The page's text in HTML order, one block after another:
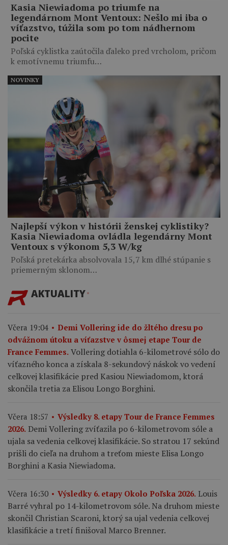
Kasia Niewiadoma po triumfe na
legendárnom Mont Ventoux: Nešlo mi iba o
víťazstvo, túžila som po tom nádhernom
pocite
Poľská cyklistka zaútočila ďaleko pred vrcholom, pričom
k emotívnemu triumfu…
Najlepší výkon v histórii ženskej cyklistiky?
Kasia Niewiadoma ovládla legendárny Mont
Ventoux s výkonom 5,3 W/kg
Poľská pretekárka absolvovala 15,7 km dlhé stúpanie s
priemerným sklonom…
NOVINKY
AKTUALITY
Včera 19:04
Demi Vollering ide do žltého dresu po
odvážnom útoku a víťazstve v ôsmej etape Tour de
France Femmes. Vollering dotiahla 6-kilometrové sólo do
víťazného konca a získala 8-sekundový náskok vo vedení
celkovej klasifikácie pred Kasiou Niewiadomom, ktorá
skončila tretia za Elisou Longo Borghini.
Včera 18:57
Výsledky 8. etapy Tour de France Femmes
2026. Demi Vollering zvíťazila po 6-kilometrovom sóle a
ujala sa vedenia celkovej klasifikácie. So stratou 17 sekúnd
prišli do cieľa na druhom a treťom mieste Elisa Longo
Borghini a Kasia Niewiadoma.
Včera 16:30 Výsledky 6. etapy Okolo Poľska 2026. Louis
Barré vyhral po 14-kilometrovom sóle. Na druhom mieste
skončil Christian Scaroni, ktorý sa ujal vedenia celkovej
klasifikácie a tretí finišoval Marco Brenner.